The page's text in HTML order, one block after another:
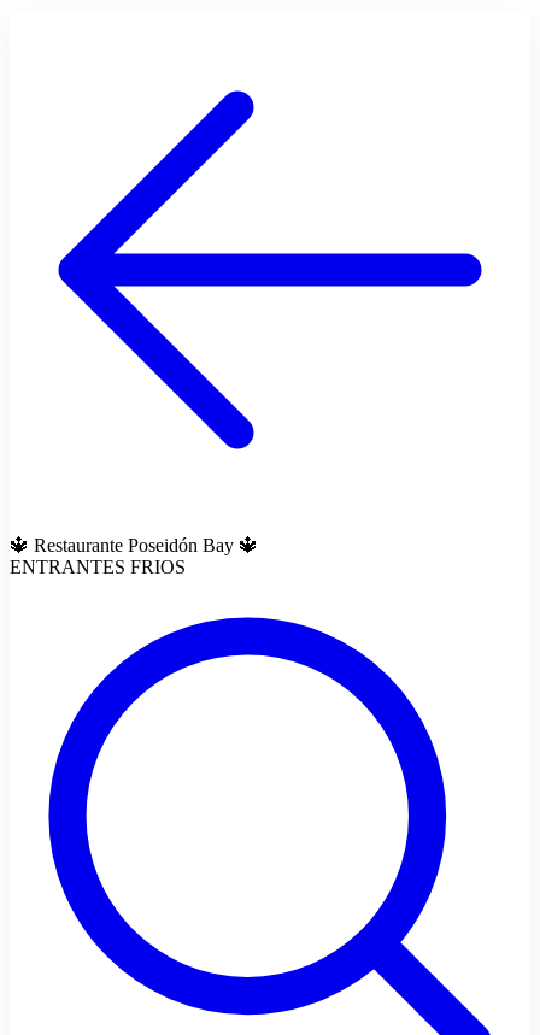
🔱 Restaurante Poseidón Bay 🔱
ENTRANTES FRIOS